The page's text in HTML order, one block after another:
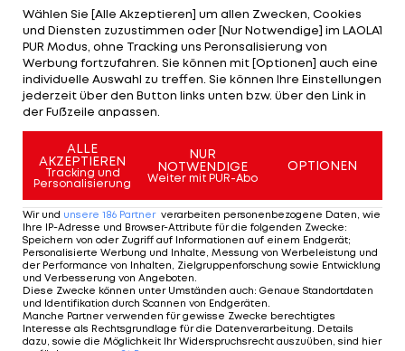
Maier drückt die Daumen
Durch das Interview habe sich Rogan vor seinem
wahrscheinlich letzten großen Rennen noch
einmal Druck auferlegt. "Wenn man so etwas
macht, kann man vielleicht nicht so befreit an
den Start gehen", sagte Maier. "Im Nachhinein
denkt er sicher, dass es unnötig war."
Ganz befreit werden auch Schuring/Schwarz im
Finale im Kajak-Zweier nicht am Start stehen.
Mittlerweile lastet fast die gesamte
Medaillenhoffnung Österreichs bei den Spielen in
London auf ihren breiten Schultern.
Wählen Sie [Alle Akzeptieren] um allen Zwecken, Cookies
und Diensten zuzustimmen oder [Nur Notwendige] im LAOLA1
PUR Modus, ohne Tracking uns Peronsalisierung von
Werbung fortzufahren. Sie können mit [Optionen] auch eine
individuelle Auswahl zu treffen. Sie können Ihre Einstellungen
jederzeit über den Button links unten bzw. über den Link in
der Fußzeile anpassen.
ALLE
AKZEPTIEREN
Tracking und
Personalisierung
NUR
NOTWENDIGE
Weiter mit PUR-Abo
OPTIONEN
Wir und unsere 186 Partner verarbeiten personenbezogene Daten, wie
Ihre IP-Adresse und Browser-Attribute für die folgenden Zwecke:
Speichern von oder Zugriff auf Informationen auf einem Endgerät;
Personalisierte Werbung und Inhalte, Messung von Werbeleistung und
der Performance von Inhalten, Zielgruppenforschung sowie Entwicklung
und Verbesserung von Angeboten
Diese Zwecke können unter Umständen auch: Genaue Standortdaten
und Identifikation durch Scannen von Endgeräten
Manche Partner verwenden für gewisse Zwecke berechtigtes
Interesse als Rechtsgrundlage für die Datenverarbeitung. Details
dazu, sowie die Möglichkeit Ihr Widerspruchsrecht auszuüben, sind hier